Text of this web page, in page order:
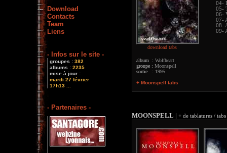
Download
Contacts
Team
Liens
- Infos sur le site -
groupes : 382
albums : 2235
mise à jour :
mardi 27 février
17h13 ...
- Partenaires -
download tabs
album : Wolfheart
groupe : Moonspell
sortie : 1995
+ Moonspell tabs
04-
05-
06-
07-
08-
09-
MOONSPELL | + de tablatures /